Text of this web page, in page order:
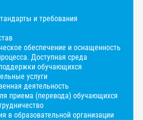
и требования
обеспечение и оснащенность
Доступная среда
обучающихся
услуги
деятельность
приема (перевода) обучающихся
в образовательной организации